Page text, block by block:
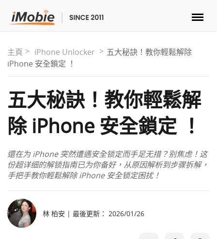
解鎖&復原
實用
手機解決方案
商店
支援
主頁 iPhone Unlocker
五大秘訣！教你輕鬆解除
iPhone 安全鎖定 ！
五大秘訣！教你輕鬆解
除 iPhone 安全鎖定 ！
還在为 iPhone 突然遭遇安全锁定而手足无措？别焦虑！这
份超详细的解锁指南已为你备好，从原因解析到步骤拆解，
手把手教你輕鬆解除 iPhone 安全锁定困扰！
林 柏安 | 最後更新： 2026/01/26